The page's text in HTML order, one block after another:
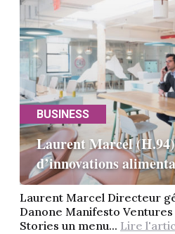
BUSINESS
Laurent Marcel
d’innovations
Laurent Marcel Directeur
Danone Manifesto
Stories un menu... Lire